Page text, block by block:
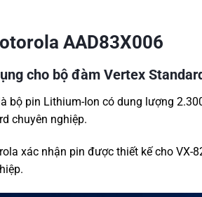
AAD83X006
cho bộ đàm Vertex
bộ pin Lithium-Ion có dung lượng
chuyên nghiệp.
xác nhận pin được thiết kế cho